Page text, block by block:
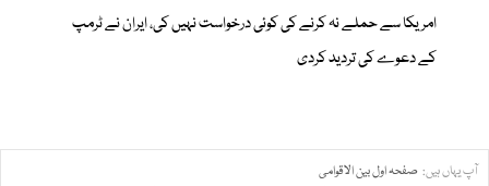
امریکا سے حملے نہ کرنے کی کوئی درخواست نہیں کی، ایران نے ٹرمپ
کے دعوے کی تردید کردی
آپ یہاں ہیں: صفحہ اولبین الاقوامی